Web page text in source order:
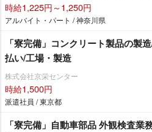
時給1,225円～1,250円
アルバイト・パート / 神奈川県
「寮完備」コンクリート製品の製
払い/工場・製造
株式会社京栄センター
時給1,500円
派遣社員 / 東京都
「寮完備」自動車部品 外観検査業